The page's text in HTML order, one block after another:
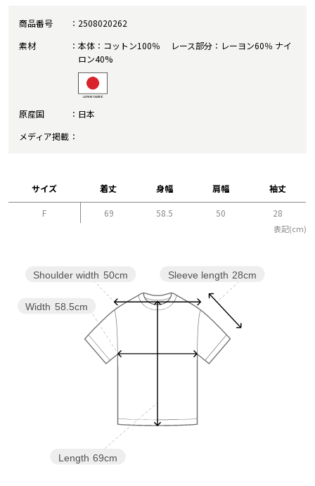
商品番号
2508020262
素材
本体：コットン100％ レース部分：レーヨン60％ ナイ
ロン40%
原産国
日本
メディア掲載
サイズ 着丈 身幅 肩幅 袖丈
F 69 58.5 50 28
表記(cm)
Sleeve length 28cm
Length 69cm
Width 58.5cm
Shoulder width 50cm